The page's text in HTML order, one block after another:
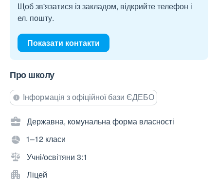
Щоб зв'язатися із закладом, відкрийте телефон і
ел. пошту.
Показати контакти
Про школу
Інформація з офіційної бази ЄДЕБО
Державна, комунальна форма власності
1–12 класи
Учні/освітяни 3:1
Ліцей